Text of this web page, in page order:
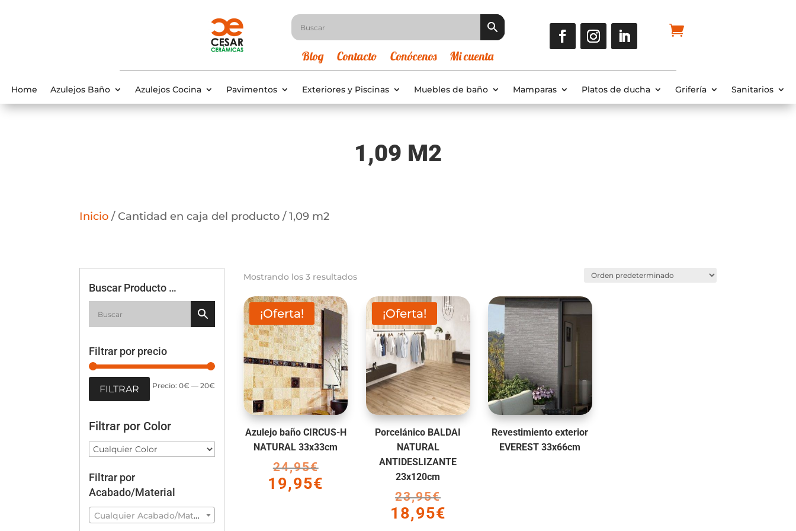
Blog Contacto Conócenos Mi cuenta
Home Azulejos Baño Azulejos Cocina Pavimentos Exteriores y Piscinas Muebles de baño Mamparas Platos de ducha Grifería Sanitarios
1,09 M2
Inicio / Cantidad en caja del producto / 1,09 m2
Buscar Producto …
Filtrar por precio
máximo
FILTRAR Precio: 0€ — 20€
Filtrar por Color
Filtrar por
Acabado/Material
Cualquier Acabado/Material
Mostrando los 3 resultados
¡Oferta!
Azulejo baño CIRCUS-H
NATURAL 33x33cm
24,95€El
precio
19,95€
¡Oferta!
Porcelánico BALDAI
NATURAL
ANTIDESLIZANTE
23x120cm
23,95€El
precio
18,95€
Revestimiento exterior
EVEREST 33x66cm